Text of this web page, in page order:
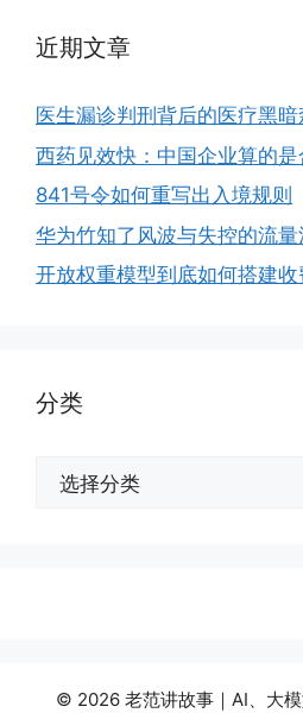
近期文章
医生漏诊判刑背后的医疗黑
西药见效快：中国企业算的是
841号令如何重写出入境规则
华为竹知了风波与失控的流量
开放权重模型到底如何搭建收
分类
© 2026 老范讲故事｜AI、大